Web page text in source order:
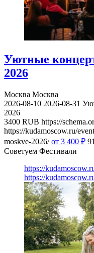
Уютные
2026
Москва Москва
2026-08-10 2026-08-31
2026
3400 RUB https://
https://kudamoscow.ru/
moskve-2026/ от 3 400 ₽ 91
Советуем Фестивали
https://
https://